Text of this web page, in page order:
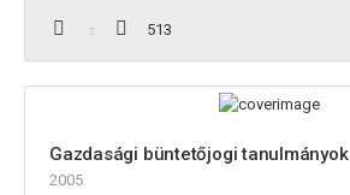
513
Gazdasági büntetőjogi tanulmányok
2005